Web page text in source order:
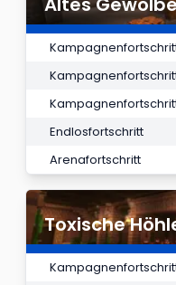
Endlosfortschritt
Arenafortschritt
Toxische